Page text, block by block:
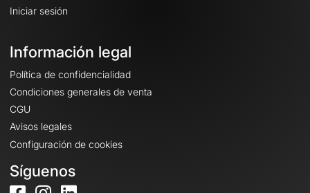
Iniciar sesión
Información legal
Política de confidencialidad
Condiciones generales de venta
CGU
Avisos legales
Configuración de cookies
Síguenos